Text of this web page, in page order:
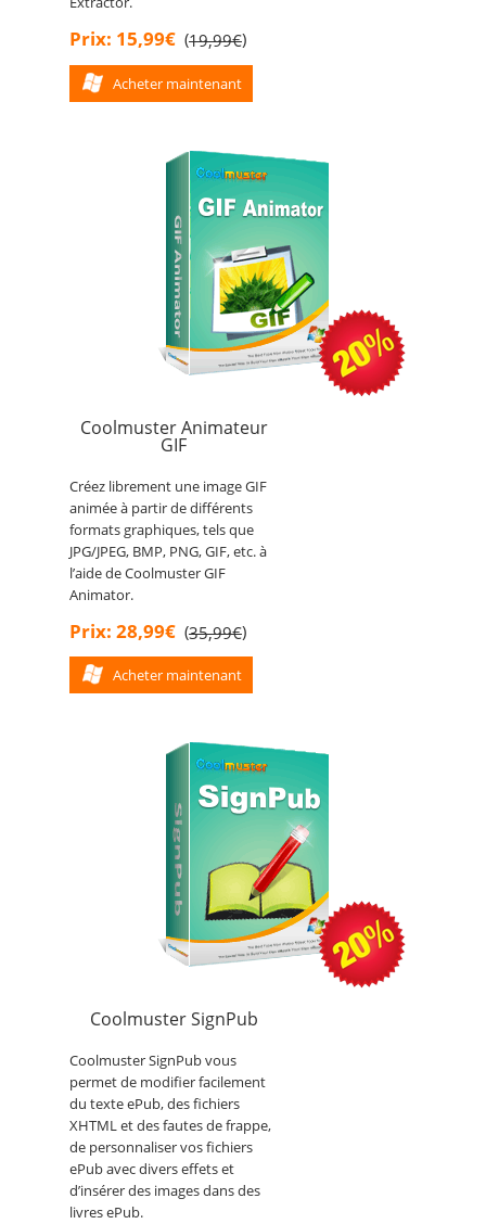
Prix: 15,99€ (19,99€)
Acheter maintenant
Coolmuster Animateur
GIF
Créez librement une image GIF
animée à partir de différents
formats graphiques, tels que
JPG/JPEG, BMP, PNG, GIF, etc. à
l’aide de Coolmuster GIF
Animator.
Prix: 28,99€ (35,99€)
Acheter maintenant
Coolmuster SignPub
Coolmuster SignPub vous
permet de modifier facilement
du texte ePub, des fichiers
XHTML et des fautes de frappe,
de personnaliser vos fichiers
ePub avec divers effets et
d’insérer des images dans des
livres ePub.